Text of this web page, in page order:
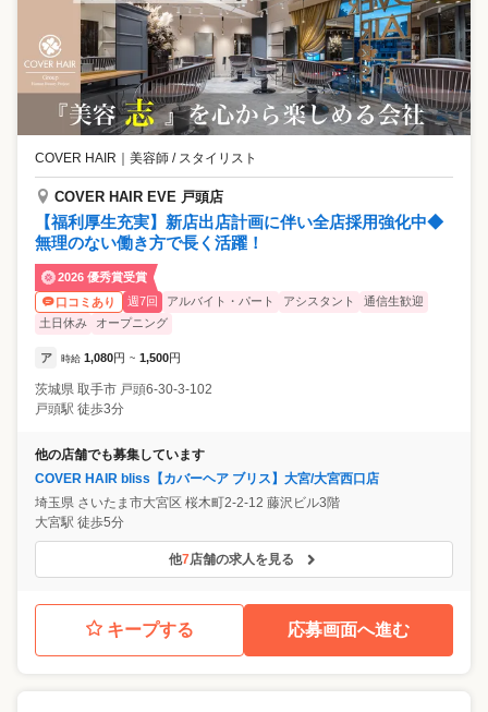
COVER HAIR ｜ 美容師 / スタイリスト
COVER HAIR EVE 戸頭店
【福利厚生充実】新店出店計画に伴い全店採用強化中◆
無理のない働き方で長く活躍！
2026 優秀賞受賞
口コミあり
週7回 アルバイト・パート アシスタント
通信生歓迎
土日休み
オープニング
ア 時給 1,080円 ~ 1,500円
茨城県 取手市 戸頭6-30-3-102
戸頭駅 徒歩3分
他の店舗でも募集しています
COVER HAIR bliss【カバーヘア ブリス】大宮/大宮西口店
埼玉県 さいたま市大宮区 桜⽊町2-2-12 藤沢ビル3階
大宮駅 徒歩5分
他7店舗の求人を見る
キープする 応募画面へ進む